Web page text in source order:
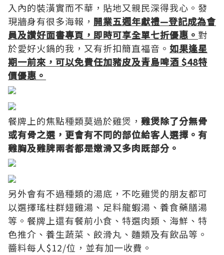
入內的裝潢實而不華，貼地又親民深得我心。發
現牆身有很多海報， 開業五週年獻禮—登記成為會
員及讚好面書專頁，即時可享全單七折優惠。 對
於愛好火鍋的我，又有折扣簡直福音。 如果逢星
期一前來，可以免費任加豬皮及青島啤酒 $48特
價優惠。
餐牌上的焦點種類莫過於雞煲， 雞煲除了分無骨
或有骨之選，更會有不同的部位給客人選擇。有
雞胸及雞脾兩者都是嫩滑又多肉既部分。
另外會有不過種類的湯底，不吃雞煲的朋友都可
以選擇瑤柱群翅雞湯、足料龍蝦湯、養食藥膳湯
等。餐牌上還有餐前小食、特選肉類、海鮮、特
色推介、養生蔬菜、餃滑丸、麵類及有飲品等。
醬料每人$12/位，並有加一收費。